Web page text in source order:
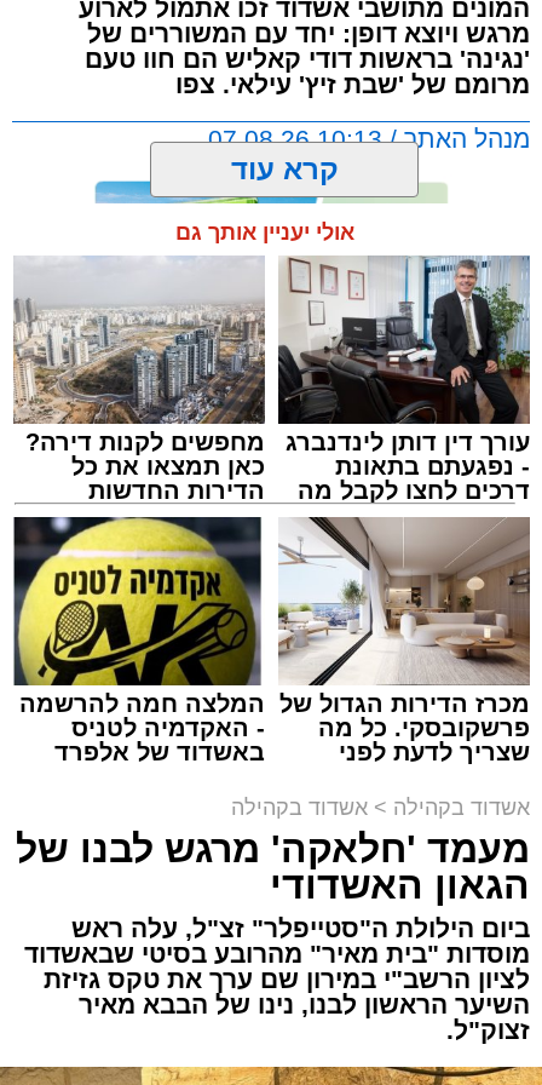
המונים מתושבי אשדוד זכו אתמול לארוע
מרגש ויוצא דופן: יחד עם המשוררים של
'נגינה' בראשות דודי קאליש הם חוו טעם
מרומם של 'שבת זיץ' עילאי. צפו
מנהל האתר / 10:13 07.08.26
תגים:אשדוד, מעגלים דודי קאליש
זה היה ארוע יוצא דופן. בלי מילים.
במשך שעות ארוכות של ליל שישי, נהנו המונים
מתושבי אשדוד מהארוע המרכזי של 'מעגלים'.
ואכן, כפי שהובטח, לא היה מדובר במופע שגרתי,
אלא במעמד של טיש חסידי אותנטי, שהצליח
לסחוף אליו את ההמונים מעומק ימי החולין - אל
תוך האווירה השבתית של חצרות הקודש.
קרא עוד
אולי יעניין אותך גם
עורך דין דותן לינדנברג
- נפגעתם בתאונת
דרכים לחצו לקבל מה
שמגיע לכם
מחפשים לקנות דירה?
כאן תמצאו את כל
הדירות החדשות
למכירה באשדוד >>>
מכרז הדירות הגדול של
פרשקובסקי. כל מה
שצריך לדעת לפני
באשדוד
המלצה חמה להרשמה
- האקדמיה לטניס
באשדוד של אלפרד
אשדוד בקהילה > אשדוד בקהילה
מעמד 'חלאקה' מרגש לבנו של
הגאון האשדודי
ביום הילולת ה"סטייפלר" זצ"ל, עלה ראש
מוסדות "בית מאיר" מהרובע בסיטי שבאשדוד
לציון הרשב"י במירון שם ערך את טקס גזיזת
השיער הראשון לבנו, נינו של הבבא מאיר
זצוק"ל.